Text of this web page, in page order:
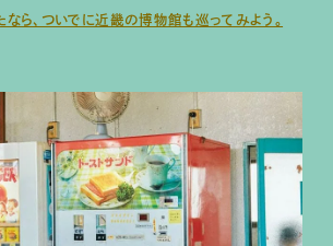
ら、ついでに近畿の博物館も巡ってみよう。